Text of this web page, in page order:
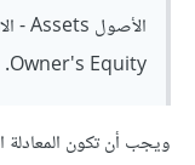
Owner's Equity.
ويجب أن تكون المعادلة